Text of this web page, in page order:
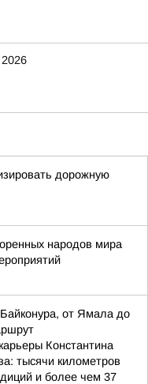
дорожную
народов мира
от Ямала до
Константина
тысячи километров
и более чем 37